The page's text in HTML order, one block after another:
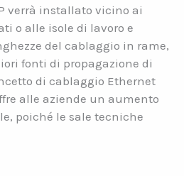
verrà installato vicino ai
o alle isole di lavoro e
del cablaggio in rame,
fonti di propagazione di
di cablaggio Ethernet
alle aziende un aumento
poiché le sale tecniche